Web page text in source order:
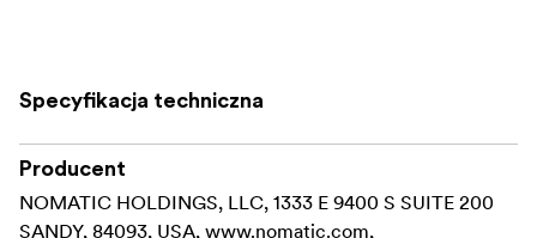
In the Box
Gomatic Packing Cube (Black, Small)
Specyfikacja techniczna
Producent
NOMATIC HOLDINGS, LLC, 1333 E 9400 S SUITE 200
SANDY, 84093, USA, www.nomatic.com,